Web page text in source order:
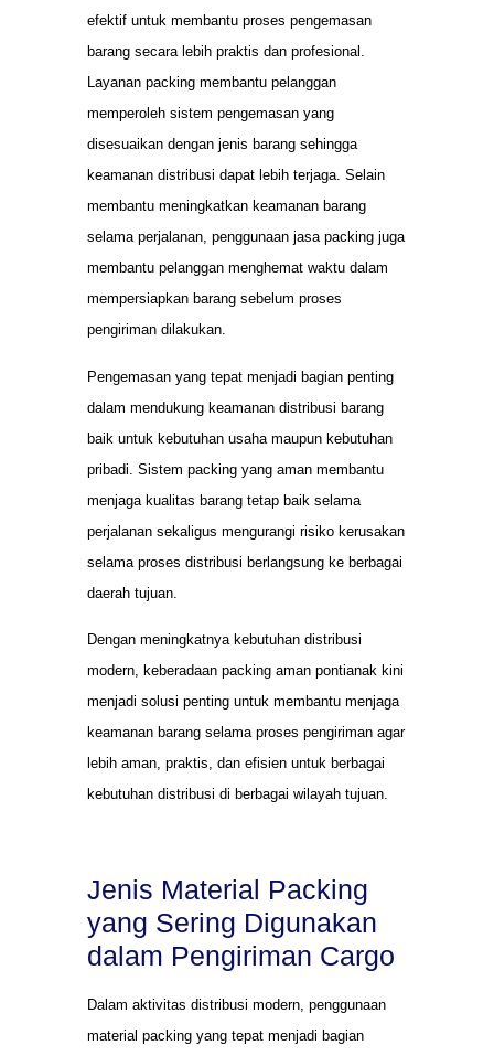
efektif untuk membantu proses pengemasan
barang secara lebih praktis dan profesional.
Layanan packing membantu pelanggan
memperoleh sistem pengemasan yang
disesuaikan dengan jenis barang sehingga
keamanan distribusi dapat lebih terjaga. Selain
membantu meningkatkan keamanan barang
selama perjalanan, penggunaan jasa packing juga
membantu pelanggan menghemat waktu dalam
mempersiapkan barang sebelum proses
pengiriman dilakukan.
Pengemasan yang tepat menjadi bagian penting
dalam mendukung keamanan distribusi barang
baik untuk kebutuhan usaha maupun kebutuhan
pribadi. Sistem packing yang aman membantu
menjaga kualitas barang tetap baik selama
perjalanan sekaligus mengurangi risiko kerusakan
selama proses distribusi berlangsung ke berbagai
daerah tujuan.
Dengan meningkatnya kebutuhan distribusi
modern, keberadaan packing aman pontianak kini
menjadi solusi penting untuk membantu menjaga
keamanan barang selama proses pengiriman agar
lebih aman, praktis, dan efisien untuk berbagai
kebutuhan distribusi di berbagai wilayah tujuan.
Jenis Material Packing
yang Sering Digunakan
dalam Pengiriman Cargo
Dalam aktivitas distribusi modern, penggunaan
material packing yang tepat menjadi bagian